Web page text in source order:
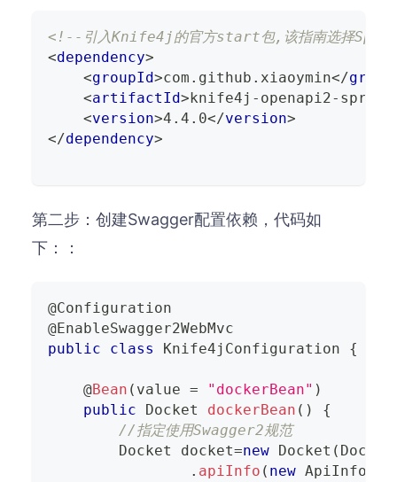
<!--引入Knife4j的官方start包,该指南选择
<dependency>
<groupId>com.github.xiaoymin</
<artifactId> knife4j-openapi2-
<version>4.4.0</version>
</dependency>
第二步：创建Swagger配置依赖，代码如
下：：
@Configuration
@EnableSwagger2WebMvc
public
class Knife4jConfiguration {
    @
Bean ( value = "dockerBean" )
public
Docket dockerBean ( )
{
//指定使用Swagger2规范
Docket
docket=new Docket (
. apiInfo ( new